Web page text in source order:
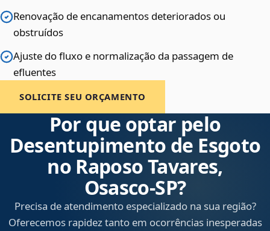
Renovação de encanamentos deteriorados ou
obstruídos
Ajuste do fluxo e normalização da passagem de
efluentes
SOLICITE SEU ORÇAMENTO
Por que optar pelo
Desentupimento de Esgoto
no Raposo Tavares,
Osasco‑SP?
Precisa de atendimento especializado na sua região?
Oferecemos rapidez tanto em ocorrências inesperadas